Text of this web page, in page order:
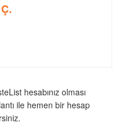
hesabınız olması
ile hemen bir hesap